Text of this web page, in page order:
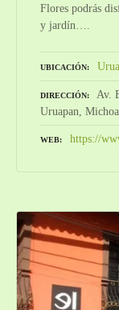
Flores podrás
y jardín….
UBICACIÓN
DIRECCIÓN
Av.
Uruapan,
WEB https://